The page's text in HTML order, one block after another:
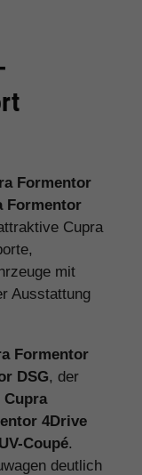
Formentor
Formentor
Cupra
mit
Ausstattung
Formentor
DSG, der
Cupra
4Drive
Coupé.
deutlich